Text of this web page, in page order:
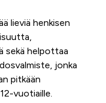
lieviä henkisen
sekä helpottaa
jonka
pitkään
vuotiaille.